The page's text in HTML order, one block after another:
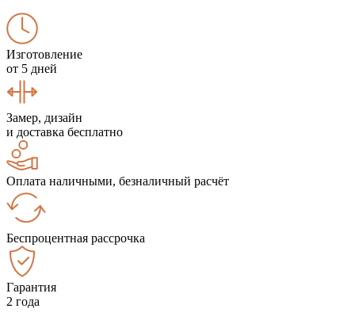
Изготовление
от 5 дней
Замер, дизайн
и доставка бесплатно
Оплата наличными, безналичный расчёт
Беспроцентная рассрочка
Гарантия
2 года